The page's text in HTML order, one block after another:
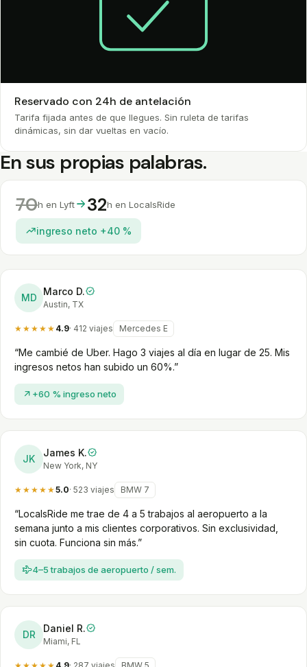
Reservado con 24h de antelación
Tarifa fijada antes de que llegues. Sin ruleta de tarifas
dinámicas, sin dar vueltas en vacío.
En sus propias palabras.
70h en Lyft 32h en LocalsRide
ingreso neto +40 %
MD
Marco D.
Austin, TX
★★★★★ 4.9· 412 viajes Mercedes E
“Me cambié de Uber. Hago 3 viajes al día en lugar de 25. Mis
ingresos netos han subido un 60%.”
+60 % ingreso neto
JK
James K.
New York, NY
★★★★★5.0· 523 viajes BMW 7
“LocalsRide me trae de 4 a 5 trabajos al aeropuerto a la
semana junto a mis clientes corporativos. Sin exclusividad,
sin cuota. Funciona sin más.”
4–5 trabajos de aeropuerto / sem.
DR
Daniel R.
Miami, FL